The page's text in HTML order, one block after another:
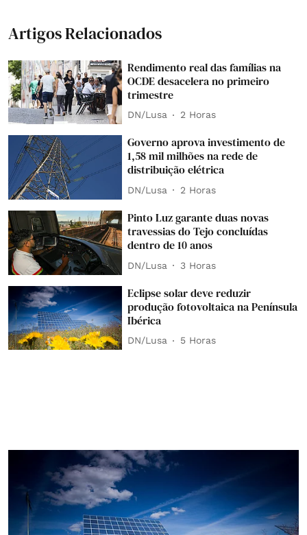
Artigos Relacionados
Rendimento real das famílias na
OCDE desacelera no primeiro
trimestre
DN/Lusa 2 Horas
Governo aprova investimento de
1,58 mil milhões na rede de
distribuição elétrica
DN/Lusa 2 Horas
Pinto Luz garante duas novas
travessias do Tejo concluídas
dentro de 10 anos
DN/Lusa 3 Horas
Eclipse solar deve reduzir
produção fotovoltaica na Península
Ibérica
DN/Lusa 5 Horas